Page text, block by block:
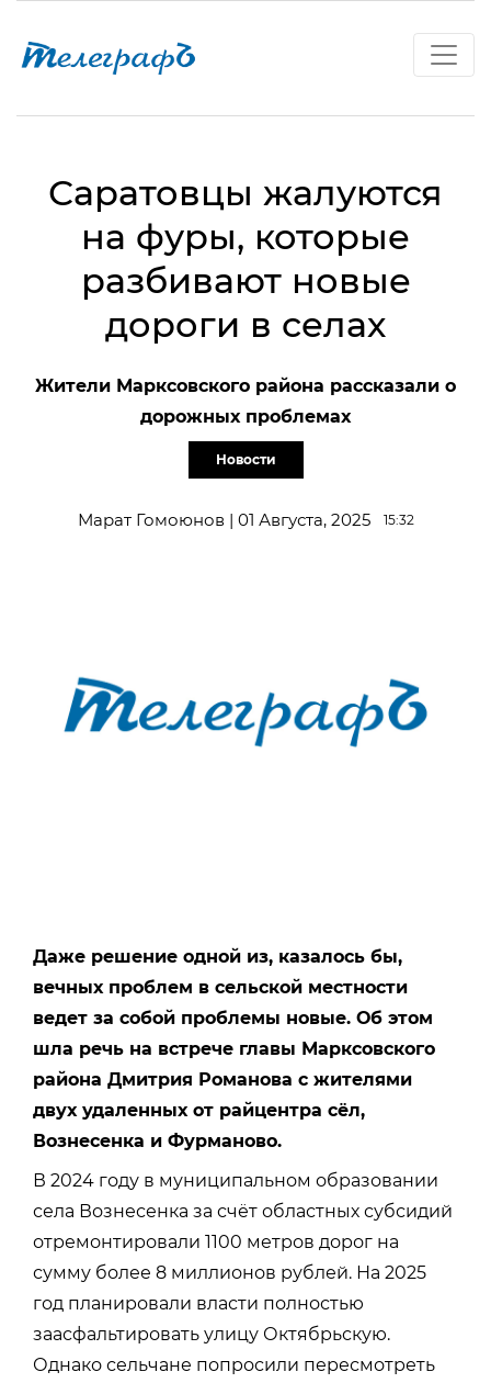
Саратовцы жалуются
на фуры, которые
разбивают новые
дороги в селах
Жители Марксовского района рассказали о
дорожных проблемах
Новости
Марат Гомоюнов | 01 Августа, 2025 15:32
Даже решение одной из, казалось бы,
вечных проблем в сельской местности
ведет за собой проблемы новые. Об этом
шла речь на встрече главы Марксовского
района Дмитрия Романова с жителями
двух удаленных от райцентра сёл,
Вознесенка и Фурманово.
В 2024 году в муниципальном образовании
села Вознесенка за счёт областных субсидий
отремонтировали 1100 метров дорог на
сумму более 8 миллионов рублей. На 2025
год планировали власти полностью
заасфальтировать улицу Октябрьскую.
Однако сельчане попросили пересмотреть